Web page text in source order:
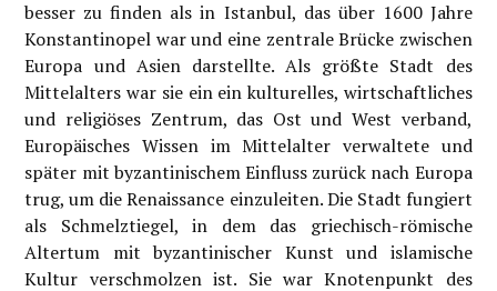
besser zu finden als in Istanbul, das über 1600 Jahre
Konstantinopel war und eine zentrale Brücke zwischen
Europa und Asien darstellte. Als größte Stadt des
Mittelalters war sie ein ein kulturelles, wirtschaftliches
und religiöses Zentrum, das Ost und West verband,
Europäisches Wissen im Mittelalter verwaltete und
später mit byzantinischem Einfluss zurück nach Europa
trug, um die Renaissance einzuleiten. Die Stadt fungiert
als Schmelztiegel, in dem das griechisch-römische
Altertum mit byzantinischer Kunst und islamische
Kultur verschmolzen ist. Sie war Knotenpunkt des